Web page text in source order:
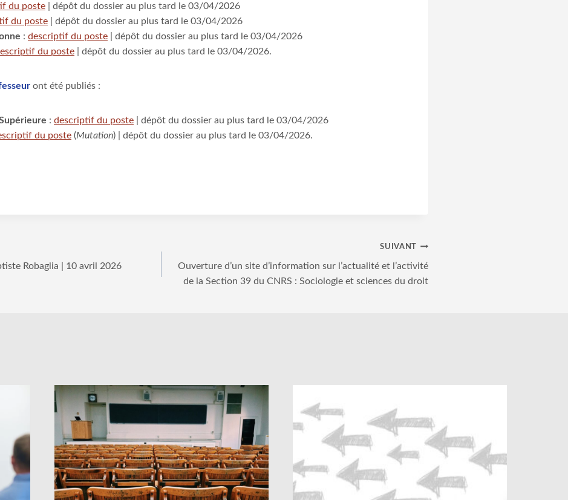
du poste | dépôt du dossier au plus tard le 03/04/2026
du poste | dépôt du dossier au plus tard le 03/04/2026
: descriptif du poste | dépôt du dossier au plus tard le 03/04/2026
du poste | dépôt du dossier au plus tard le 03/04/2026.
ont été publiés :
: descriptif du poste | dépôt du dossier au plus tard le 03/04/2026
du poste (Mutation) | dépôt du dossier au plus tard le 03/04/2026.
Robaglia | 10 avril 2026
SUIVANT
Ouverture d’un site d’information sur l’actualité et l’activité
de la Section 39 du CNRS : Sociologie et sciences du droit